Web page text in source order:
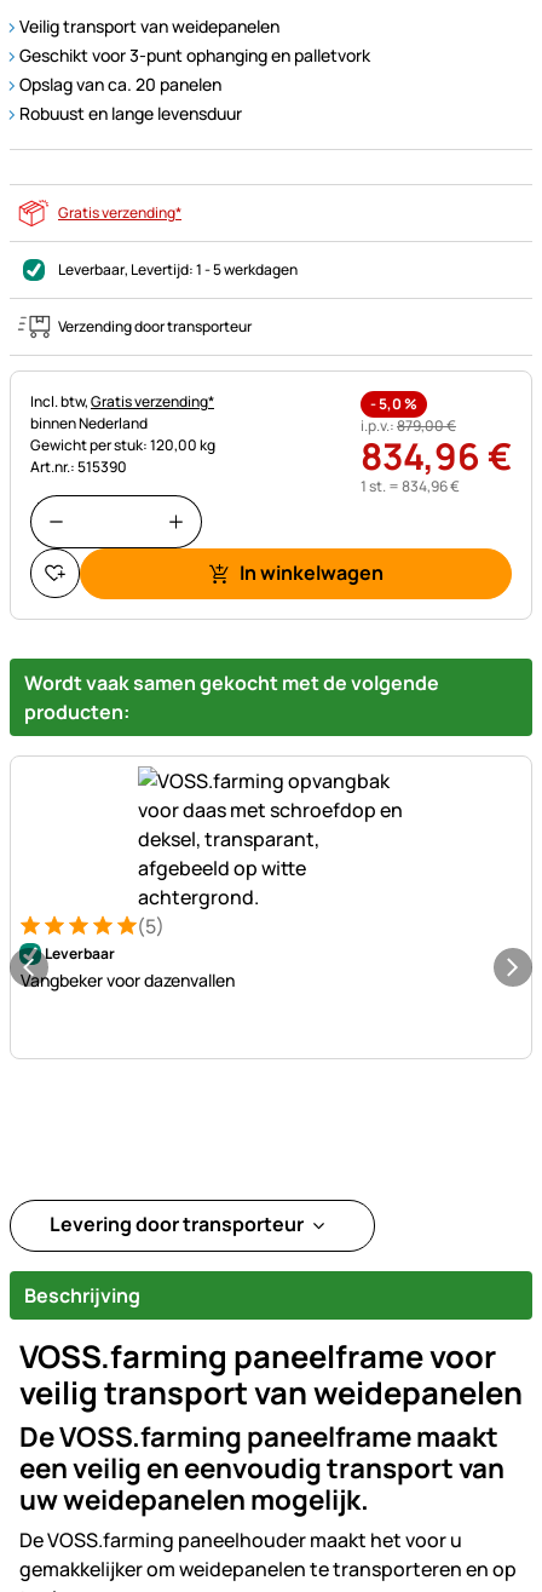
Veilig transport van weidepanelen
Geschikt voor 3-punt ophanging en palletvork
Opslag van ca. 20 panelen
Robuust en lange levensduur
Gratis verzending*
Leverbaar, Levertijd:1 - 5 werkdagen
Verzending door transporteur
Belastinginformatie:
Incl. btw,Gratis verzending*
binnen Nederland
Gewicht per stuk: 120,00 kg
Art.nr.: 515390
-5,0%
i.p.v.:879,00€
834,96 €
1 st. =834,96€
In winkelwagen
Wordt vaak samen gekocht met de volgende
producten:
Beoordeling: 5 van 5 (5 beoordelingen)
5 Bewertungen
(5)
Leverbaar
Vangbeker voor dazenvallen
Levering door transporteur
Beschrijving
VOSS.farming paneelframe voor
veilig transport van weidepanelen
De VOSS.farming paneelframe maakt
een veilig en eenvoudig transport van
uw weidepanelen mogelijk.
De VOSS.farming paneelhouder maakt het voor u
gemakkelijker om weidepanelen te transporteren en op